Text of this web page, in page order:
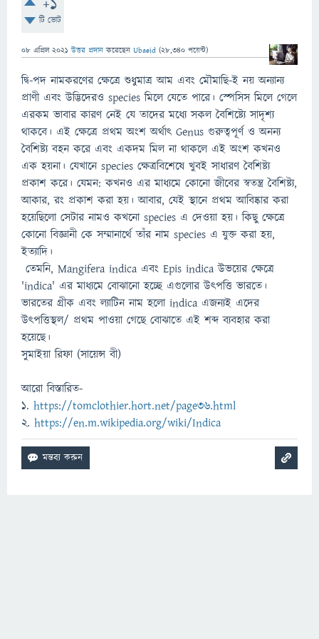
টি ভোট
08 এপ্রিল 2021 উত্তর প্রদান করেছেন Ubaeid (28,340 পয়েন্ট)
দ্বি-পদ নামকরণের ক্ষেত্রে শুধুমাত্র আম এবং মৌমাছি-ই নয় অন্যান্য
প্রাণী এবং উদ্ভিদেরও species মিলে যেতে পারে। স্পেসিস মিলে গেলে
এরকম ভাবার কারণ নেই যে তাদের মধ্যে সকল বৈশিষ্ট্যে সাদৃশ্য
থাকবে। এই ক্ষেত্রে প্রথম অংশ অর্থাৎ Genus গুরুত্বপূর্ণ ও অনন্য
বৈশিষ্ট্য বহন করে এবং একদম মিল না থাকলে এই অংশ কখনও
এক হয়না। যেখানে species ক্ষেত্রবিশেষে খুবই সাধারণ বৈশিষ্ট্য
প্রকাশ করে। যেমন: কখনও এর মাধ্যমে কোনো জীবের স্বতন্ত্র বৈশিষ্ট্য,
আকার, রং প্রকাশ করা হয়। আবার, যেই স্থানে প্রথম আবিষ্কার করা
হয়েছিলো সেটার নামও কখনো species এ দেওয়া হয়। কিছু ক্ষেত্রে
কোনো বিজ্ঞানী কে সম্মানার্থে তাঁর নাম species এ যুক্ত করা হয়,
ইত্যাদি।
তেমনি, Mangifera indica এবং Epis indica উভয়ের ক্ষেত্রে
'indica' এর মাধ্যমে বোঝানো হচ্ছে এগুলোর উৎপত্তি ভারতে।
ভারতের গ্রীক এবং ল্যাটিন নাম হলো indica এজন্যই এদের
উৎপত্তিস্থল/ প্রথম পাওয়া গেছে বোঝাতে এই শব্দ ব্যবহার করা
হয়েছে।
সুমাইয়া রিফা (সায়েন্স বী)
আরো বিস্তারিত-
১. https://tomclothier.hort.net/page36.html
২. https://en.m.wikipedia.org/wiki/Indica